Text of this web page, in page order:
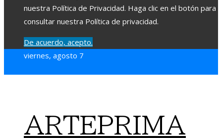
nuestra Política de Privacidad. Haga clic en el botón para
consultar nuestra Política de privacidad.
De acuerdo, acepto.
viernes, agosto 7
ARTEPRIMA